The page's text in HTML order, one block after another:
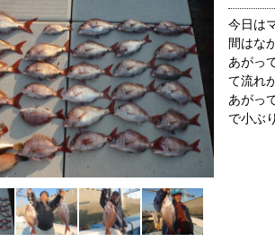
今日は
間はな
あがっ
て流れ
あがっ
で小ぶ